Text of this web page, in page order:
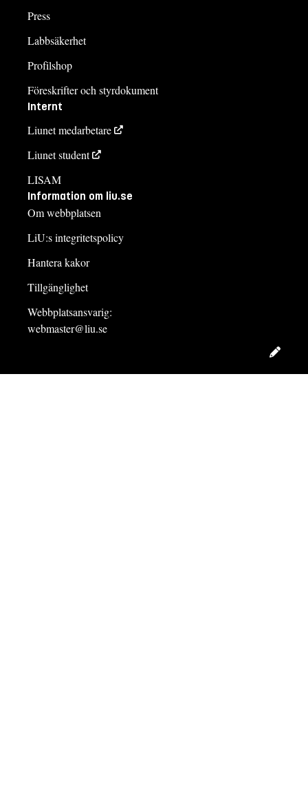
Press
Labbsäkerhet
Profilshop
Föreskrifter och styrdokument
Internt
Liunet medarbetare
Liunet student
LISAM
Information om liu.se
Om webbplatsen
LiU:s integritetspolicy
Hantera kakor
Tillgänglighet
Webbplatsansvarig:
webmaster@liu.se